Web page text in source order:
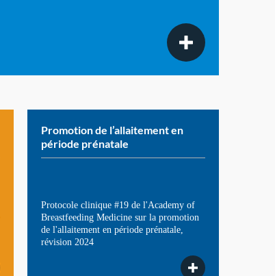
Promotion de l’allaitement en
période prénatale
Protocole clinique #19 de l'Academy of
Breastfeeding Medicine sur la promotion
de l'allaitement en période prénatale,
révision 2024